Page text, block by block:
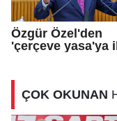
Özgür Özel'den
'çerçeve yasa'ya
ÇOK OKUNAN